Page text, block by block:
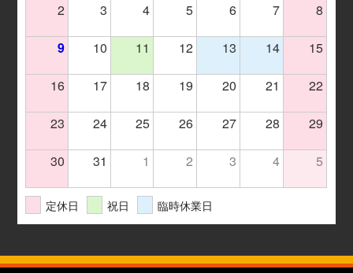
2 3 4 5 6 7 8
9 10 11 12 13 14 15
16 17 18 19 20 21 22
23 24 25 26 27 28 29
30 31 1 2 3 4 5
定休日 祝日 臨時休業日